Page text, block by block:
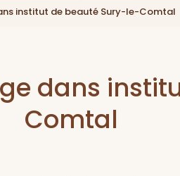
institut de beauté Sury-le-Comtal
dans
Comtal